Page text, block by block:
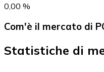
0,00 %
Com'è il mercato di
Statistiche di